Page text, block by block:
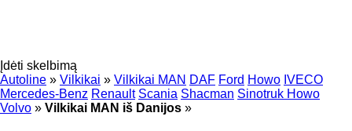
Įdėti skelbimą
Autoline » Vilkikai » Vilkikai MAN DAF Ford Howo IVECO
Mercedes-Benz Renault Scania Shacman Sinotruk Howo
Volvo » Vilkikai MAN iš Danijos »